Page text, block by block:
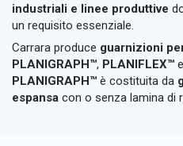
industriali e linee produttive
un requisito essenziale.
Carrara produce guarnizioni
PLANIGRAPH™, PLANIFLEX™ e
PLANIGRAPH™ è costituita da
espansa con o senza lamina di